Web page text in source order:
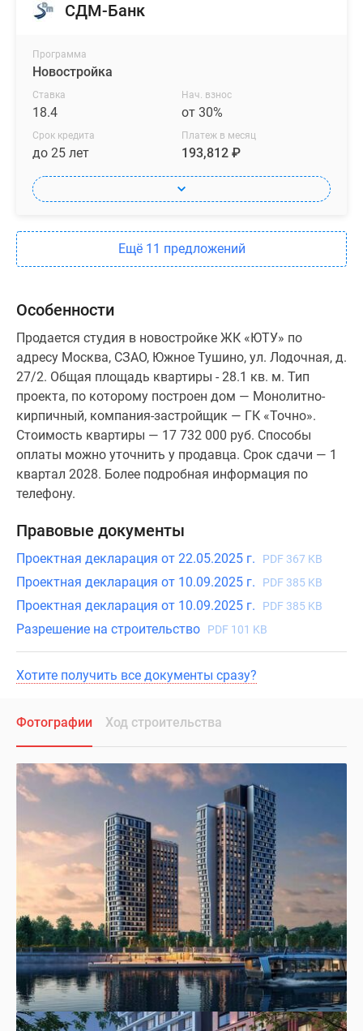
СДМ-Банк
Программа
Новостройка
Ставка
18.4
Нач. взнос
от 30%
Срок кредита
до 25 лет
Платеж в месяц
193,812 ₽
Ещё 11 предложений
Особенности
Продается студия в новостройке ЖК «ЮТУ» по
адресу Москва, СЗАО, Южное Тушино, ул. Лодочная, д.
27/2. Общая площадь квартиры - 28.1 кв. м. Тип
проекта, по которому построен дом — Монолитно-
кирпичный, компания-застройщик — ГК «Точно».
Стоимость квартиры — 17 732 000 руб. Способы
оплаты можно уточнить у продавца. Срок сдачи — 1
квартал 2028. Более подробная информация по
телефону.
Правовые документы
Проектная декларация от 22.05.2025 г. PDF 367 KB
Проектная декларация от 10.09.2025 г. PDF 385 KB
Проектная декларация от 10.09.2025 г. PDF 385 KB
Разрешение на строительство PDF 101 KB
Хотите получить все документы сразу?
Фотографии Ход строительства